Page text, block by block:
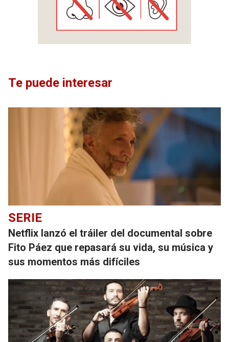
Te puede interesar
SERIE
Netflix lanzó el tráiler del documental sobre
Fito Páez que repasará su vida, su música y
sus momentos más difíciles